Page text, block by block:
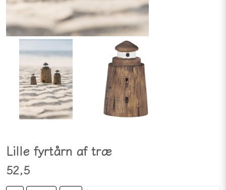
Lille fyrtårn af træ
52,5